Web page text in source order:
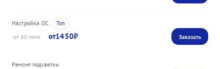
Настройка ОС
80
1450
Ремонт подсветки